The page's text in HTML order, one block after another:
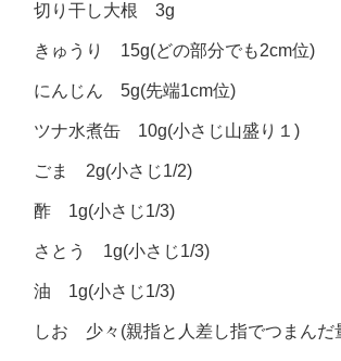
切り干し大根 3g
きゅうり 15g(どの部分でも2cm位)
にんじん 5g(先端1cm位)
ツナ水煮缶 10g(小さじ山盛り１)
ごま 2g(小さじ1/2)
酢 1g(小さじ1/3)
さとう 1g(小さじ1/3)
油 1g(小さじ1/3)
しお 少々(親指と人差し指でつまんだ